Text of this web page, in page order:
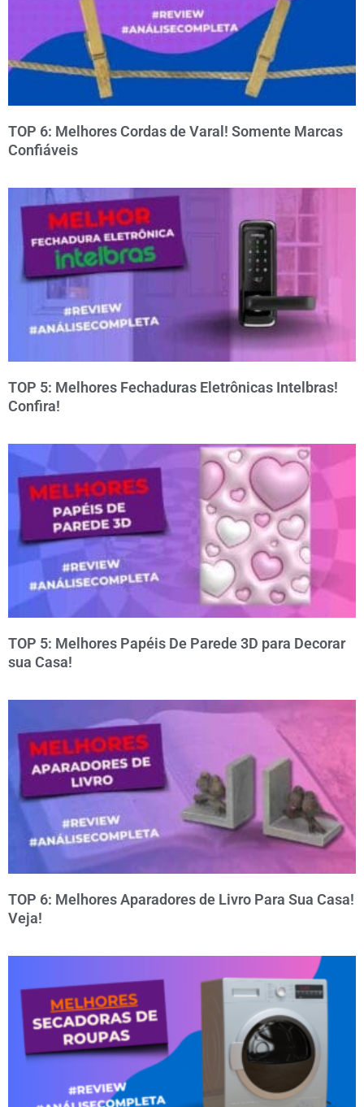
TOP 6: Melhores Cordas de Varal! Somente Marcas
Confiáveis
TOP 5: Melhores Fechaduras Eletrônicas Intelbras!
Confira!
TOP 5: Melhores Papéis De Parede 3D para Decorar
sua Casa!
TOP 6: Melhores Aparadores de Livro Para Sua Casa!
Veja!